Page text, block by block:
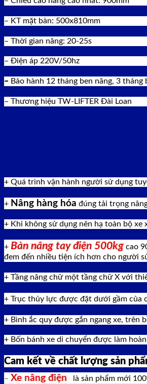
– KT mặt bàn: 500x810mm
– Thời gian nâng: 20-25s
– Điện áp 220V/50hz
– Bảo hành 12 tháng ben nâng, 3 tháng
– Thương hiệu TW-LIFTER Đài Loan
+ Quá trình vận hành người sử dụng
+ Nâng hàng hóa đúng tải trọng
+ Khi không sử dụng nên hạ toàn bộ
+ Bàn nâng tay điện 500kg cao
đem đến nhiều tiện ích hơn cho người
+ Tầng nâng chữ một tầng chữ X với
+ Trục thủy lực được đặt dưới gầm của
+ Bình ắc quy được gắn ngang xe, trên
+ Bốn bánh xe di chuyển được làm
Cam kết về chất lượng sản
– Xe nâng điện là sản phẩm mới